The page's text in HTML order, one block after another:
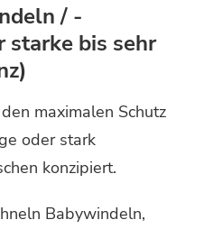
/ -
bis sehr
maximalen Schutz
oder stark
konzipiert.
Babywindeln,